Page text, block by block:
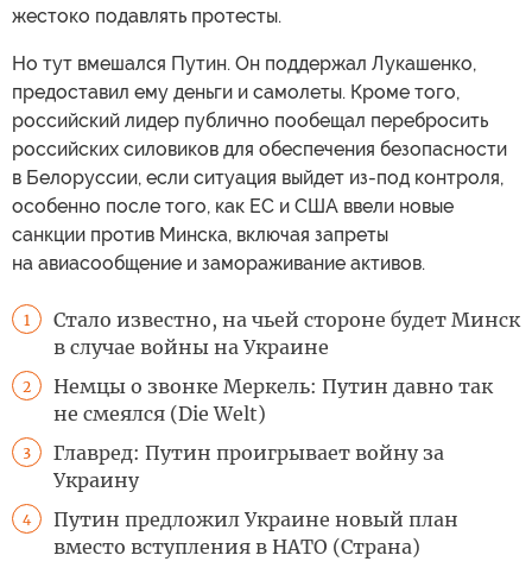
жестоко подавлять протесты.
Но тут вмешался Путин. Он поддержал Лукашенко,
предоставил ему деньги и самолеты. Кроме того,
российский лидер публично пообещал перебросить
российских силовиков для обеспечения безопасности
в Белоруссии, если ситуация выйдет из-под контроля,
особенно после того, как ЕС и США ввели новые
санкции против Минска, включая запреты
на авиасообщение и замораживание активов.
1
Стало известно, на чьей стороне будет Минск
в случае войны на Украине
2
Немцы о звонке Меркель: Путин давно так
не смеялся (Die Welt)
3
Главред: Путин проигрывает войну за
Украину
4
Путин предложил Украине новый план
вместо вступления в НАТО (Страна)